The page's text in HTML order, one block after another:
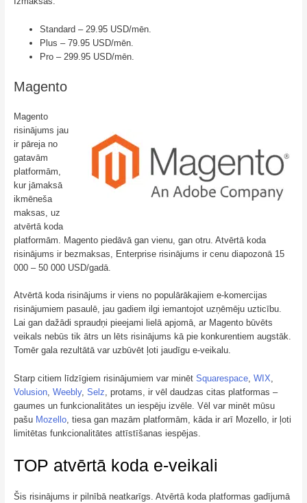
Standard – 29.95 USD/mēn.
Plus – 79.95 USD/mēn.
Pro – 299.95 USD/mēn.
Magento
Magento
risinājums jau
ir pāreja no
gatavām
platformām,
kur jāmaksā
ikmēneša
maksas, uz
atvērtā koda
platformām. Magento piedāvā gan vienu, gan otru. Atvērtā koda
risinājums ir bezmaksas, Enterprise risinājums ir cenu diapozonā 15
000 – 50 000 USD/gadā.
Atvērtā koda risinājums ir viens no populārākajiem e-komercijas
risinājumiem pasaulē, jau gadiem ilgi iemantojot uzņēmēju uzticību.
Lai gan dažādi spraudņi pieejami lielā apjomā, ar Magento būvēts
veikals nebūs tik ātrs un lēts risinājums kā pie konkurentiem augstāk.
Tomēr gala rezultātā var uzbūvēt ļoti jaudīgu e-veikalu.
Starp citiem līdzīgiem risinājumiem var minēt Squarespace, WIX
Volusion, Weebly, Selz , protams, ir vēl daudzas citas platformas –
gaumes un funkcionalitātes un iespēju izvēle. Vēl var minēt mūsu
pašu Mozello, tiesa gan mazām platformām, kāda ir arī Mozello, ir ļoti
limitētas funkcionalitātes attīstīšanas iespējas.
TOP atvērtā koda e-veikali
Šis risinājums ir pilnībā neatkarīgs. Atvērtā koda platformas gadījumā